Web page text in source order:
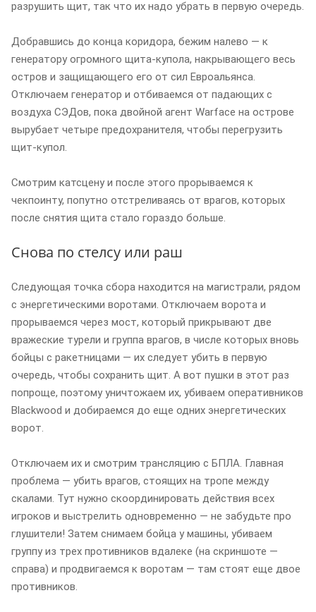
разрушить щит, так что их надо убрать в первую очередь.
Добравшись до конца коридора, бежим налево — к
генератору огромного щита-купола, накрывающего весь
остров и защищающего его от сил Евроальянса.
Отключаем генератор и отбиваемся от падающих с
воздуха СЭДов, пока двойной агент Warface на острове
вырубает четыре предохранителя, чтобы перегрузить
щит-купол.
Смотрим катсцену и после этого прорываемся к
чекпоинту, попутно отстреливаясь от врагов, которых
после снятия щита стало гораздо больше.
Снова по стелсу или раш
Следующая точка сбора находится на магистрали, рядом
с энергетическими воротами. Отключаем ворота и
прорываемся через мост, который прикрывают две
вражеские турели и группа врагов, в числе которых вновь
бойцы с ракетницами — их следует убить в первую
очередь, чтобы сохранить щит. А вот пушки в этот раз
попроще, поэтому уничтожаем их, убиваем оперативников
Blackwood и добираемся до еще одних энергетических
ворот.
Отключаем их и смотрим трансляцию с БПЛА. Главная
проблема — убить врагов, стоящих на тропе между
скалами. Тут нужно скоординировать действия всех
игроков и выстрелить одновременно — не забудьте про
глушители! Затем снимаем бойца у машины, убиваем
группу из трех противников вдалеке (на скриншоте —
справа) и продвигаемся к воротам — там стоят еще двое
противников.